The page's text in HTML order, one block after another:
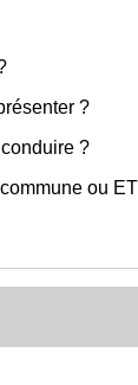
?
?
ou